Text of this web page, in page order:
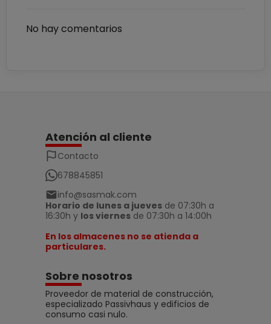
No hay comentarios
Atención al cliente
Contacto
678845851
info@sasmak.com
Horario de lunes a jueves de 07:30h a
16:30h y los viernes de 07:30h a 14:00h
En los almacenes no se atienda a
particulares.
Sobre nosotros
Proveedor de material de construcción,
especializado Passivhaus y edificios de
consumo casi nulo.